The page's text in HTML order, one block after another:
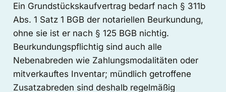
Ein Grundstückskaufvertrag bedarf nach § 311b
Abs. 1 Satz 1 BGB der notariellen Beurkundung,
ohne sie ist er nach § 125 BGB nichtig.
Beurkundungspflichtig sind auch alle
Nebenabreden wie Zahlungsmodalitäten oder
mitverkauftes Inventar; mündlich getroffene
Zusatzabreden sind deshalb regelmäßig